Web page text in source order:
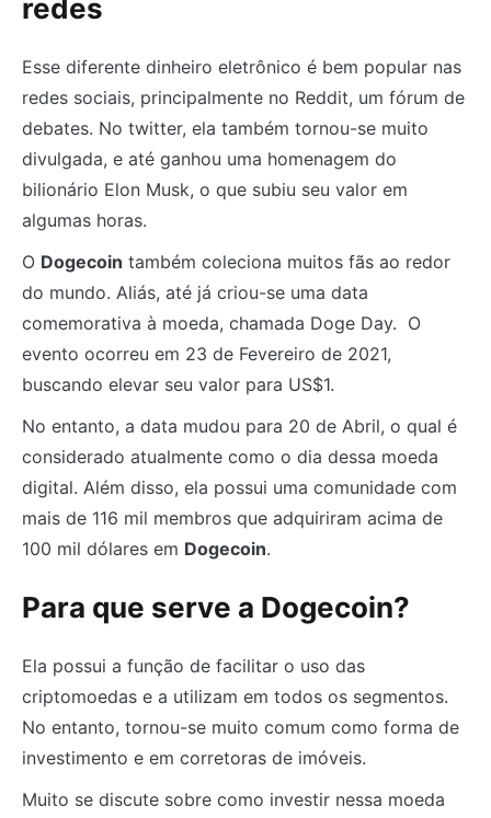
redes
Esse diferente dinheiro eletrônico é bem popular nas
redes sociais, principalmente no Reddit, um fórum de
debates. No twitter, ela também tornou-se muito
divulgada, e até ganhou uma homenagem do
bilionário Elon Musk, o que subiu seu valor em
algumas horas.
O Dogecoin também coleciona muitos fãs ao redor
do mundo. Aliás, até já criou-se uma data
comemorativa à moeda, chamada Doge Day. O
evento ocorreu em 23 de Fevereiro de 2021,
buscando elevar seu valor para US$1.
No entanto, a data mudou para 20 de Abril, o qual é
considerado atualmente como o dia dessa moeda
digital. Além disso, ela possui uma comunidade com
mais de 116 mil membros que adquiriram acima de
100 mil dólares em Dogecoin.
Para que serve a Dogecoin?
Ela possui a função de facilitar o uso das
criptomoedas e a utilizam em todos os segmentos.
No entanto, tornou-se muito comum como forma de
investimento e em corretoras de imóveis.
Muito se discute sobre como investir nessa moeda